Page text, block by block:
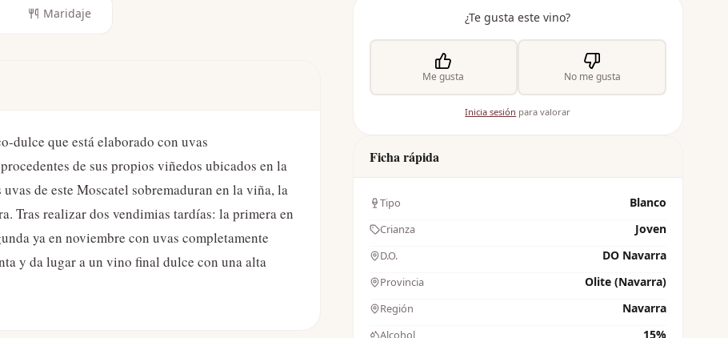
Maridaje
dulce que está elaborado con uvas
de sus propios viñedos ubicados en la
de este Moscatel sobremaduran en la viña, la
Tras realizar dos vendimias tardías: la primera en
ya en noviembre con uvas completamente
y da lugar a un vino final dulce con una alta
¿Te gusta este vino?
Me gusta No me gusta
Inicia sesión para valorar
Ficha rápida
Tipo Blanco
Crianza Joven
D.O. DO Navarra
Provincia Olite (Navarra)
Región Navarra
Alcohol 15%